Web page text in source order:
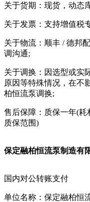
关于货期：现货，动态
关于发票：支持增值税
关于物流：顺丰 / 德邦
调沟通;
关于调换：因选型或实
原因等特殊情况，在不
柏恒流泵调换;
售后保障：质保一年(
质保范围)
保定融柏恒流泵制造有
国内对公转账支付
单位名称：保定融柏恒